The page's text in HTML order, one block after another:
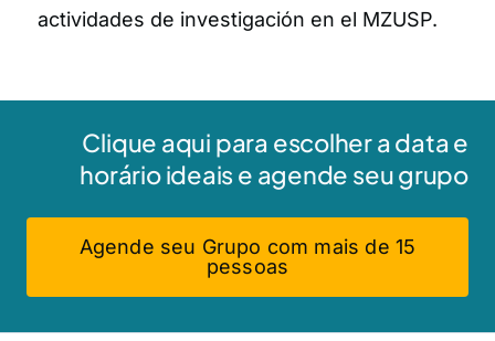
actividades de investigación en el MZUSP.
Clique aqui para escolher a data e
horário ideais e agende seu grupo
Agende seu Grupo com mais de 15
pessoas